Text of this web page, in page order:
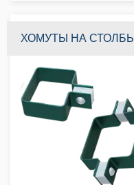
ХОМУТЫ НА СТОЛБЫ